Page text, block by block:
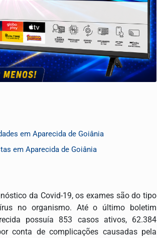
em Aparecida de Goiânia
em Aparecida de Goiânia
da Covid-19, os exames são do tipo
no organismo. Até o último boletim
possuía 853 casos ativos, 62.384
conta de complicações causadas pela